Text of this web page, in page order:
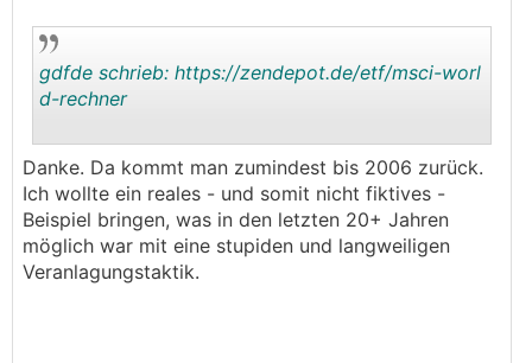
..
gdfde schrieb: https://zendepot.de/etf/msci-worl
d-rechner
Danke. Da kommt man zumindest bis 2006 zurück.
Ich wollte ein reales - und somit nicht fiktives -
Beispiel bringen, was in den letzten 20+ Jahren
möglich war mit eine stupiden und langweiligen
Veranlagungstaktik.